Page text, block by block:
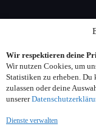
Wir respektieren deine
Wir nutzen Cookies, um
Statistiken zu erheben.
zulassen oder deine
unserer
Dienste verwalten